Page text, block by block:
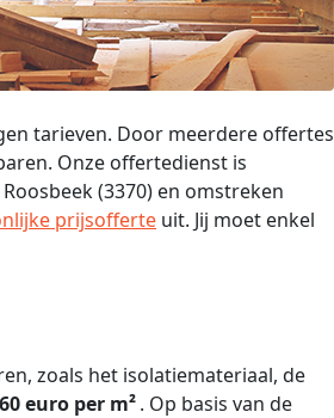
tarieven. Door meerdere offertes
Onze offertedienst is
(3370) en omstreken
prijsofferte uit. Jij moet enkel
zoals het isolatiemateriaal, de
euro per m². Op basis van de